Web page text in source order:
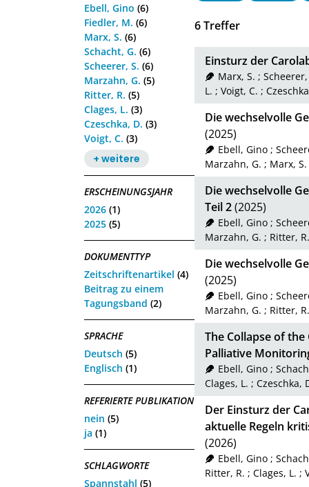
Ebell, Gino (6)
Fiedler, M. (6)
Marx, S. (6)
Schacht, G. (6)
Scheerer, S. (6)
Marzahn, G. (5)
Ritter, R. (5)
Clages, L. (3)
Czeschka, D. (3)
Voigt, C. (3)
+ weitere
ERSCHEINUNGSJAHR
2026 (1)
2025 (5)
DOKUMENTTYP
Zeitschriftenartikel (4)
Beitrag zu einem
Tagungsband (2)
SPRACHE
Deutsch (5)
Englisch (1)
REFERIERTE PUBLIKATION
nein (5)
ja (1)
SCHLAGWORTE
Spannstahl (5)
6Treffer
Einsturz der
Marx, S. ; Scheerer,
L. ; Voigt, C. ;
Die wechselvolle
(2025)
Ebell, Gino;
Marzahn, G. ; Marx, S.
Die wechselvolle
Teil 2(2025)
Ebell, Gino;
Marzahn, G. ; Ritter, R.
Die wechselvolle
(2025)
Ebell, Gino;
Marzahn, G. ; Ritter, R.
The Collapse of
Palliative
Ebell, Gino;
Clages, L. ; Czeschka,
Der Einsturz der
aktuelle Regeln
(2026)
Ebell, Gino;
Ritter, R. ; Clages, L. ;